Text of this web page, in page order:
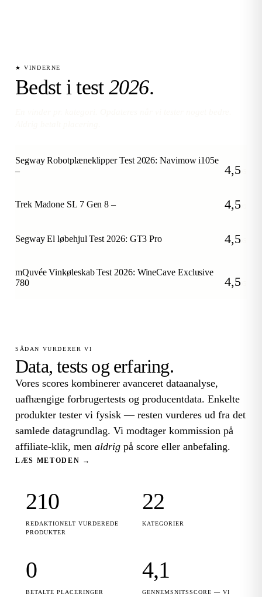
★ VINDERNE
Bedst i test 2026.
Segway Robotplæneklipper Test 2026: Navimow i105e
–
4,5
Trek Madone SL 7 Gen 8 – 4,5
Segway El løbehjul Test 2026: GT3 Pro 4,5
mQuvée Vinkøleskab Test 2026: WineCave Exclusive
780
4,5
SÅDAN VURDERER VI
Data, tests og erfaring.
Vores scores kombinerer avanceret dataanalyse,
uafhængige forbrugertests og producentdata. Enkelte
produkter tester vi fysisk — resten vurderes ud fra det
samlede datagrundlag. Vi modtager kommission på
affiliate-klik, men aldrig på score eller anbefaling.
LÆS METODEN →
210
REDAKTIONELT VURDEREDE
PRODUKTER
22
KATEGORIER
0
BETALTE PLACERINGER
4,1
GENNEMSNITSSCORE — VI